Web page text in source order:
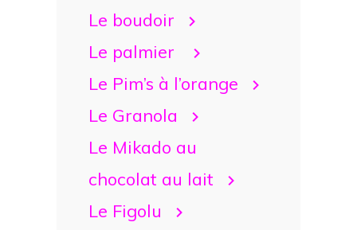
Le boudoir
Le palmier
Le Pim’s à l’orange
Le Granola
Le Mikado au
chocolat au lait
Le Figolu